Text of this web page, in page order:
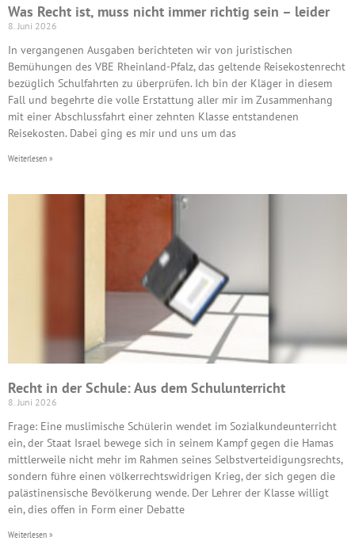
Was Recht ist, muss nicht immer richtig sein – leider
8. Juni 2026
In vergangenen Ausgaben berichteten wir von juristischen
Bemühungen des VBE Rheinland-Pfalz, das geltende Reisekostenrecht
bezüglich Schulfahrten zu überprüfen. Ich bin der Kläger in diesem
Fall und begehrte die volle Erstattung aller mir im Zusammenhang
mit einer Abschlussfahrt einer zehnten Klasse entstandenen
Reisekosten. Dabei ging es mir und uns um das
Weiterlesen »
Recht in der Schule: Aus dem Schulunterricht
8. Juni 2026
Frage: Eine muslimische Schülerin wendet im Sozialkundeunterricht
ein, der Staat Israel bewege sich in seinem Kampf gegen die Hamas
mittlerweile nicht mehr im Rahmen seines Selbstverteidigungsrechts,
sondern führe einen völkerrechtswidrigen Krieg, der sich gegen die
palästinensische Bevölkerung wende. Der Lehrer der Klasse willigt
ein, dies offen in Form einer Debatte
Weiterlesen »